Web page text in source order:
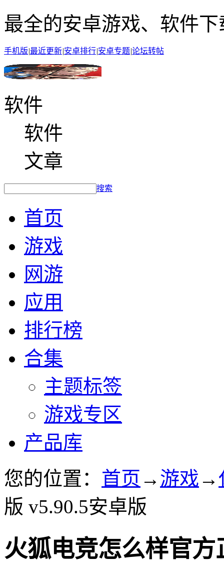
最全的安卓游戏、软件下
手机版|最近更新|安卓排行|安卓专题|论坛转帖
软件
软件
文章
搜索
首页
游戏
网游
应用
排行榜
合集
主题标签
游戏专区
产品库
您的位置： 首页 → 游戏 →
版 v5.90.5安卓版
火狐电竞怎么样官方